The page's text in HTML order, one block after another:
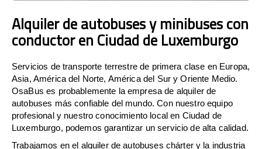
Alquiler de autobuses y minibuses con
conductor en Ciudad de Luxemburgo
Servicios de transporte terrestre de primera clase en Europa,
Asia, América del Norte, América del Sur y Oriente Medio.
OsaBus es probablemente la empresa de alquiler de
autobuses más confiable del mundo. Con nuestro equipo
profesional y nuestro conocimiento local en Ciudad de
Luxemburgo, podemos garantizar un servicio de alta calidad.
Trabajamos en el alquiler de autobuses chárter y la industria